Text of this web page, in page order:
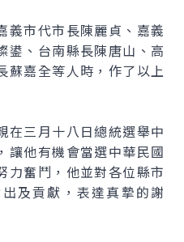
市代市長陳麗貞、嘉義
鍙、台南縣長陳唐山、高
蘇嘉全等人時，作了以上
三月十八日總統選舉中
讓他有機會當選中華民國
力奮鬥，他並對各位縣市
及貢獻，表達真摯的謝